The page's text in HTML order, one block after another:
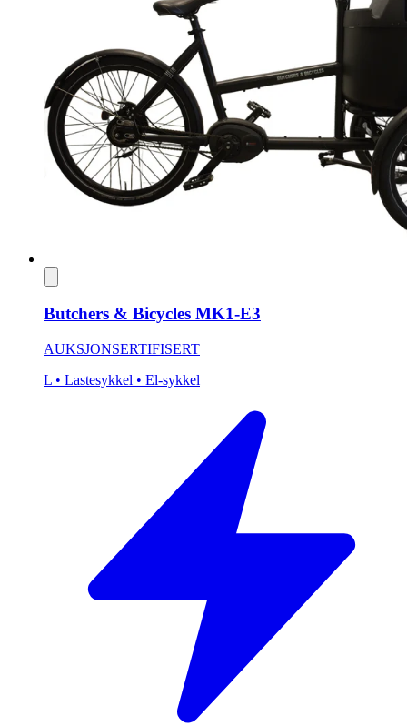
Butchers & Bicycles MK1-E3
AUKSJONSERTIFISERT
L • Lastesykkel • El-sykkel